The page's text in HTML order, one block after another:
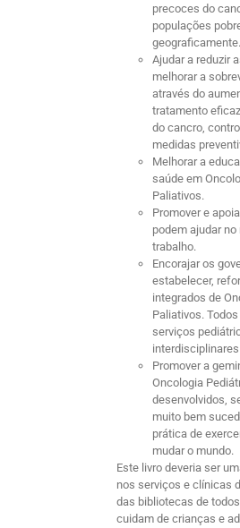
precoces do
populações
geograficamente.
Ajudar a reduzir
melhorar a
através do
tratamento
do cancro,
medidas
Melhorar a
saúde em
Paliativos.
Promover e
podem ajudar
trabalho.
Encorajar os
estabelecer,
integrados de
Paliativos.
serviços
Promover a
Oncologia
desenvolvidos,
muito bem
prática de
mudar o mundo.
Este livro deveria ser
nos serviços e clínicas
das bibliotecas de
cuidam de crianças e